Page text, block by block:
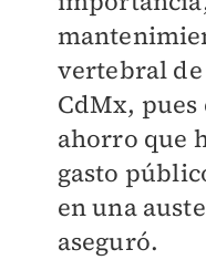
vertebral
CdMx,
ahorro que
gasto
en una
aseguró.